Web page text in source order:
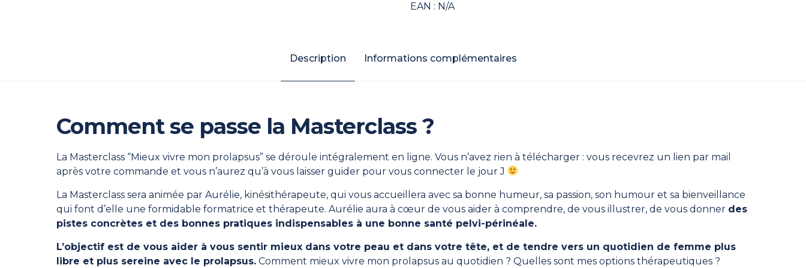
prolapsus
EAN : N/A
Description Informations complémentaires
Comment se passe la Masterclass ?
La Masterclass “Mieux vivre mon prolapsus” se déroule intégralement en ligne. Vous n’avez rien à télécharger : vous recevrez un lien par mail
après votre commande et vous n’aurez qu’à vous laisser guider pour vous connecter le jour J
La Masterclass sera animée par Aurélie, kinésithérapeute, qui vous accueillera avec sa bonne humeur, sa passion, son humour et sa bienveillance
qui font d’elle une formidable formatrice et thérapeute. Aurélie aura à cœur de vous aider à comprendre, de vous illustrer, de vous donner des
pistes concrètes et des bonnes pratiques indispensables à une bonne santé pelvi-périnéale.
L’objectif est de vous aider à vous sentir mieux dans votre peau et dans votre tête, et de tendre vers un quotidien de femme plus
libre et plus sereine avec le prolapsus.Comment mieux vivre mon prolapsus au quotidien ? Quelles sont mes options thérapeutiques ?